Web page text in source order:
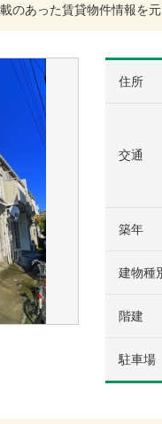
のあった賃貸物件情報を
住所
交通
築年
建物種
階建
駐車場